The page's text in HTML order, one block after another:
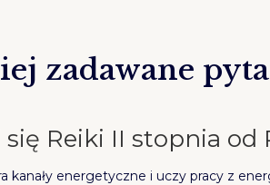
zadawane
Reiki II stopnia od
kanały energetyczne i uczy pracy z